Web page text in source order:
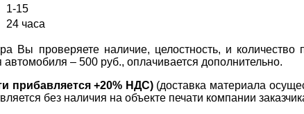
1-15
24 часа
Вы проверяете наличие, целостность, и
– 500 руб., оплачивается дополнительно.
прибавляется +20% НДС) (доставка материала
без наличия на объекте печати компании